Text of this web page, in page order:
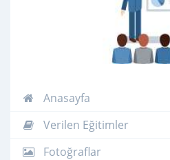
Anasayfa
Verilen Eğitimler
Fotoğraflar